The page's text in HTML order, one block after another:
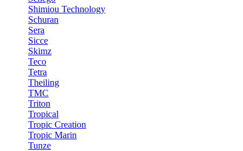
Shimiou Technology
Schuran
Sera
Sicce
Skimz
Teco
Tetra
Theiling
TMC
Triton
Tropical
Tropic Creation
Tropic Marin
Tunze